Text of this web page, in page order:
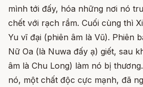
mình tới đấy, hóa những nơi nó
chết với rạch rầm. Cuối cùng thì
Yu vĩ đại (phiên âm là Vũ). Phiên
Nữ Oa (là Nuwa đấy ạ) giết, sau
âm là Chu Long) làm nó bị
nó, một chất độc cực mạnh, đã